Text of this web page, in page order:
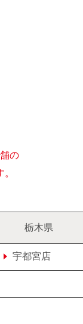
の
栃木県
宇都宮店